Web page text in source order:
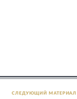
СЛЕДУЮЩИЙ МАТЕРИАЛ